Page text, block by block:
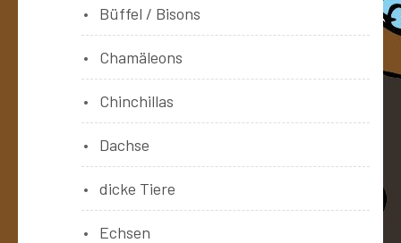
Büffel / Bisons
Chamäleons
Chinchillas
Dachse
dicke Tiere
Echsen